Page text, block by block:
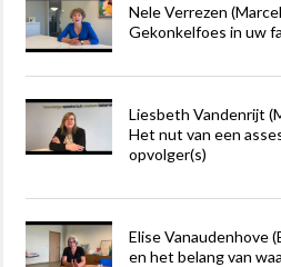
Nele Verrezen
Gekonkelfoes in uw
Liesbeth Vandenrijt
Het nut van een
opvolger(s)
Elise Vanaudenhove
en het belang van